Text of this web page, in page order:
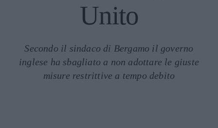
Unito
Secondo il sindaco di Bergamo il governo
inglese ha sbagliato a non adottare le giuste
misure restrittive a tempo debito